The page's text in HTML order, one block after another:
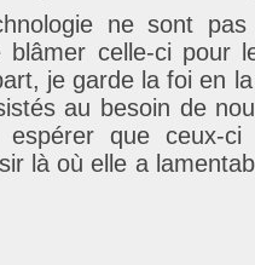
ne sont pas
blâmer celle-ci pour
je garde la foi en
au besoin de
espérer que ceux-
là où elle a